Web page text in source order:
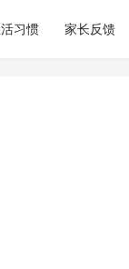
习惯 家长反馈